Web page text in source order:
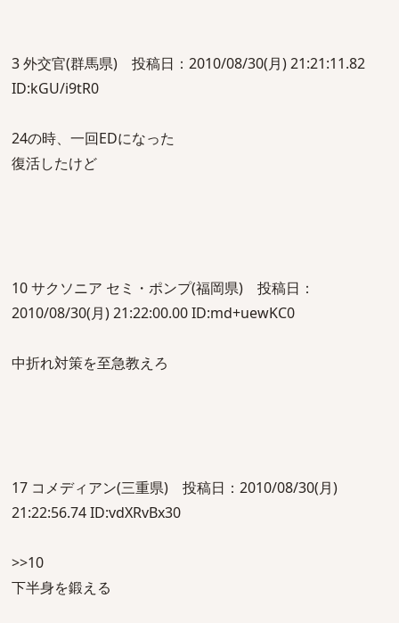
3 外交官(群馬県) 投稿日：2010/08/30(月) 21:21:11.82
ID:kGU/i9tR0
24の時、一回EDになった
復活したけど
10 サクソニア セミ・ポンプ(福岡県) 投稿日：
2010/08/30(月) 21:22:00.00 ID:md+uewKC0
中折れ対策を至急教えろ
17 コメディアン(三重県) 投稿日：2010/08/30(月)
21:22:56.74 ID:vdXRvBx30
>>10
下半身を鍛える